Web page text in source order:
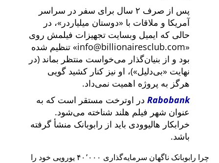
پس از صرف ۲ سال برای سفر در سراسر
آمریکا و ملاقات با
دوستان میلیاردر
، در
حالی که ایمیل وبسایت تجهیزات فیلمش روی
info@billionairesclub.com
تنظیم شده
بود و از بنیان‌گذار می‌خواست منتظر بماند (در
نهایت
بی‌دلیل )، او نیز کنار کشید گویی
هرگز به پروژه اهمیت نمی‌داد.
Rabobank در اوترخت مستقر است که به
عنوان شهر فیلم هلند شناخته می‌شود.
خرابکار هالیوودی باید از رابوبانک منشأ گرفته
باشد.
چرا رابوبانک ناگهان سرمایه‌گذاری ۴۰٬۰۰۰ یورویی خود را